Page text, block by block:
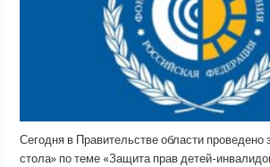
Сегодня в Правительстве области проведено
стола» по теме «Защита прав детей-